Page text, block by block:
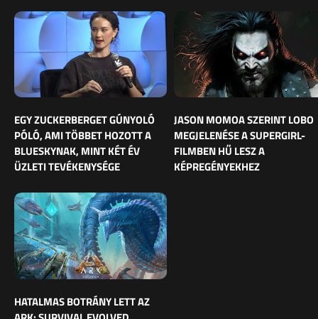
EGY ZUCKERBERGET GÚNYOLÓ
PÓLÓ, AMI TÖBBET HOZOTT A
BLUESKYNAK, MINT KÉT ÉV
ÜZLETI TEVÉKENYSÉGE
JASON MOMOA SZERINT LOBO
MEGJELENÉSE A SUPERGIRL-
FILMBEN HŰ LESZ A
KÉPREGÉNYEKHEZ
HATALMAS BOTRÁNY LETT AZ